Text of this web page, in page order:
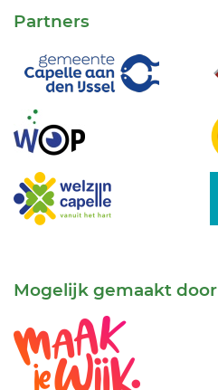
Partners
Mogelijk gemaakt door